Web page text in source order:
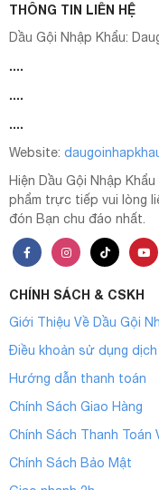
THÔNG TIN LIÊN HỆ
Dầu Gội Nhập Khẩu:
....
....
....
Website:
Hiện Dầu Gội Nhập
phẩm trực tiếp vui lòng
đón Bạn chu đáo nhất.
CHÍNH SÁCH & CSKH
Giới Thiệu Về Dầu Gội
Điều khoản sử dụng dịch
Hướng dẫn thanh toán
Chính Sách Giao Hàng
Chính Sách Thanh Toán
Chính Sách Bảo Mật